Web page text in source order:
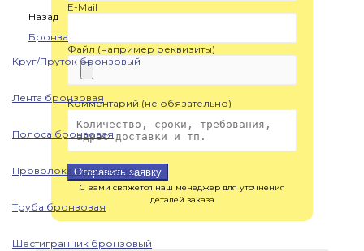
Назад
Бронза
Круг/Пруток бронзовый
Лента бронзовая
Полоса бронзовая
Проволока бронзовая
Труба бронзовая
Шестигранник бронзовый
E-Mail
Файл (например реквизиты)
Комментарий (не обязательно)
Отправить заявку
С вами свяжется наш менеджер для уточнения
деталей заказа